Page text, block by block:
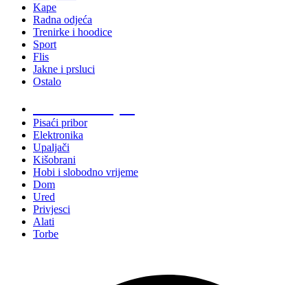
Kape
Radna odjeća
Trenirke i hoodice
Sport
Flis
Jakne i prsluci
Ostalo
Pisaći pribor
Elektronika
Upaljači
Kišobrani
Hobi i slobodno vrijeme
Dom
Ured
Privjesci
Alati
Torbe